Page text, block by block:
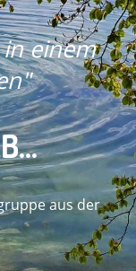
einem
aus der